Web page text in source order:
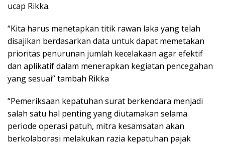
ucap Rikka.
“Kita harus menetapkan titik rawan laka yang telah
disajikan berdasarkan data untuk dapat memetakan
prioritas penurunan jumlah kecelakaan agar efektif
dan aplikatif dalam menerapkan kegiatan pencegahan
yang sesuai” tambah Rikka
“Pemeriksaan kepatuhan surat berkendara menjadi
salah satu hal penting yang diutamakan selama
periode operasi patuh, mitra kesamsatan akan
berkolaborasi melakukan razia kepatuhan pajak